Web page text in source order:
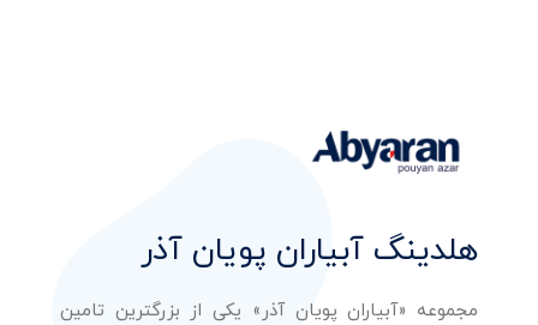
هلدینگ آبیاران پویان آذر
مجموعه «آبیاران پویان آذر» یکی از بزرگترین تامین